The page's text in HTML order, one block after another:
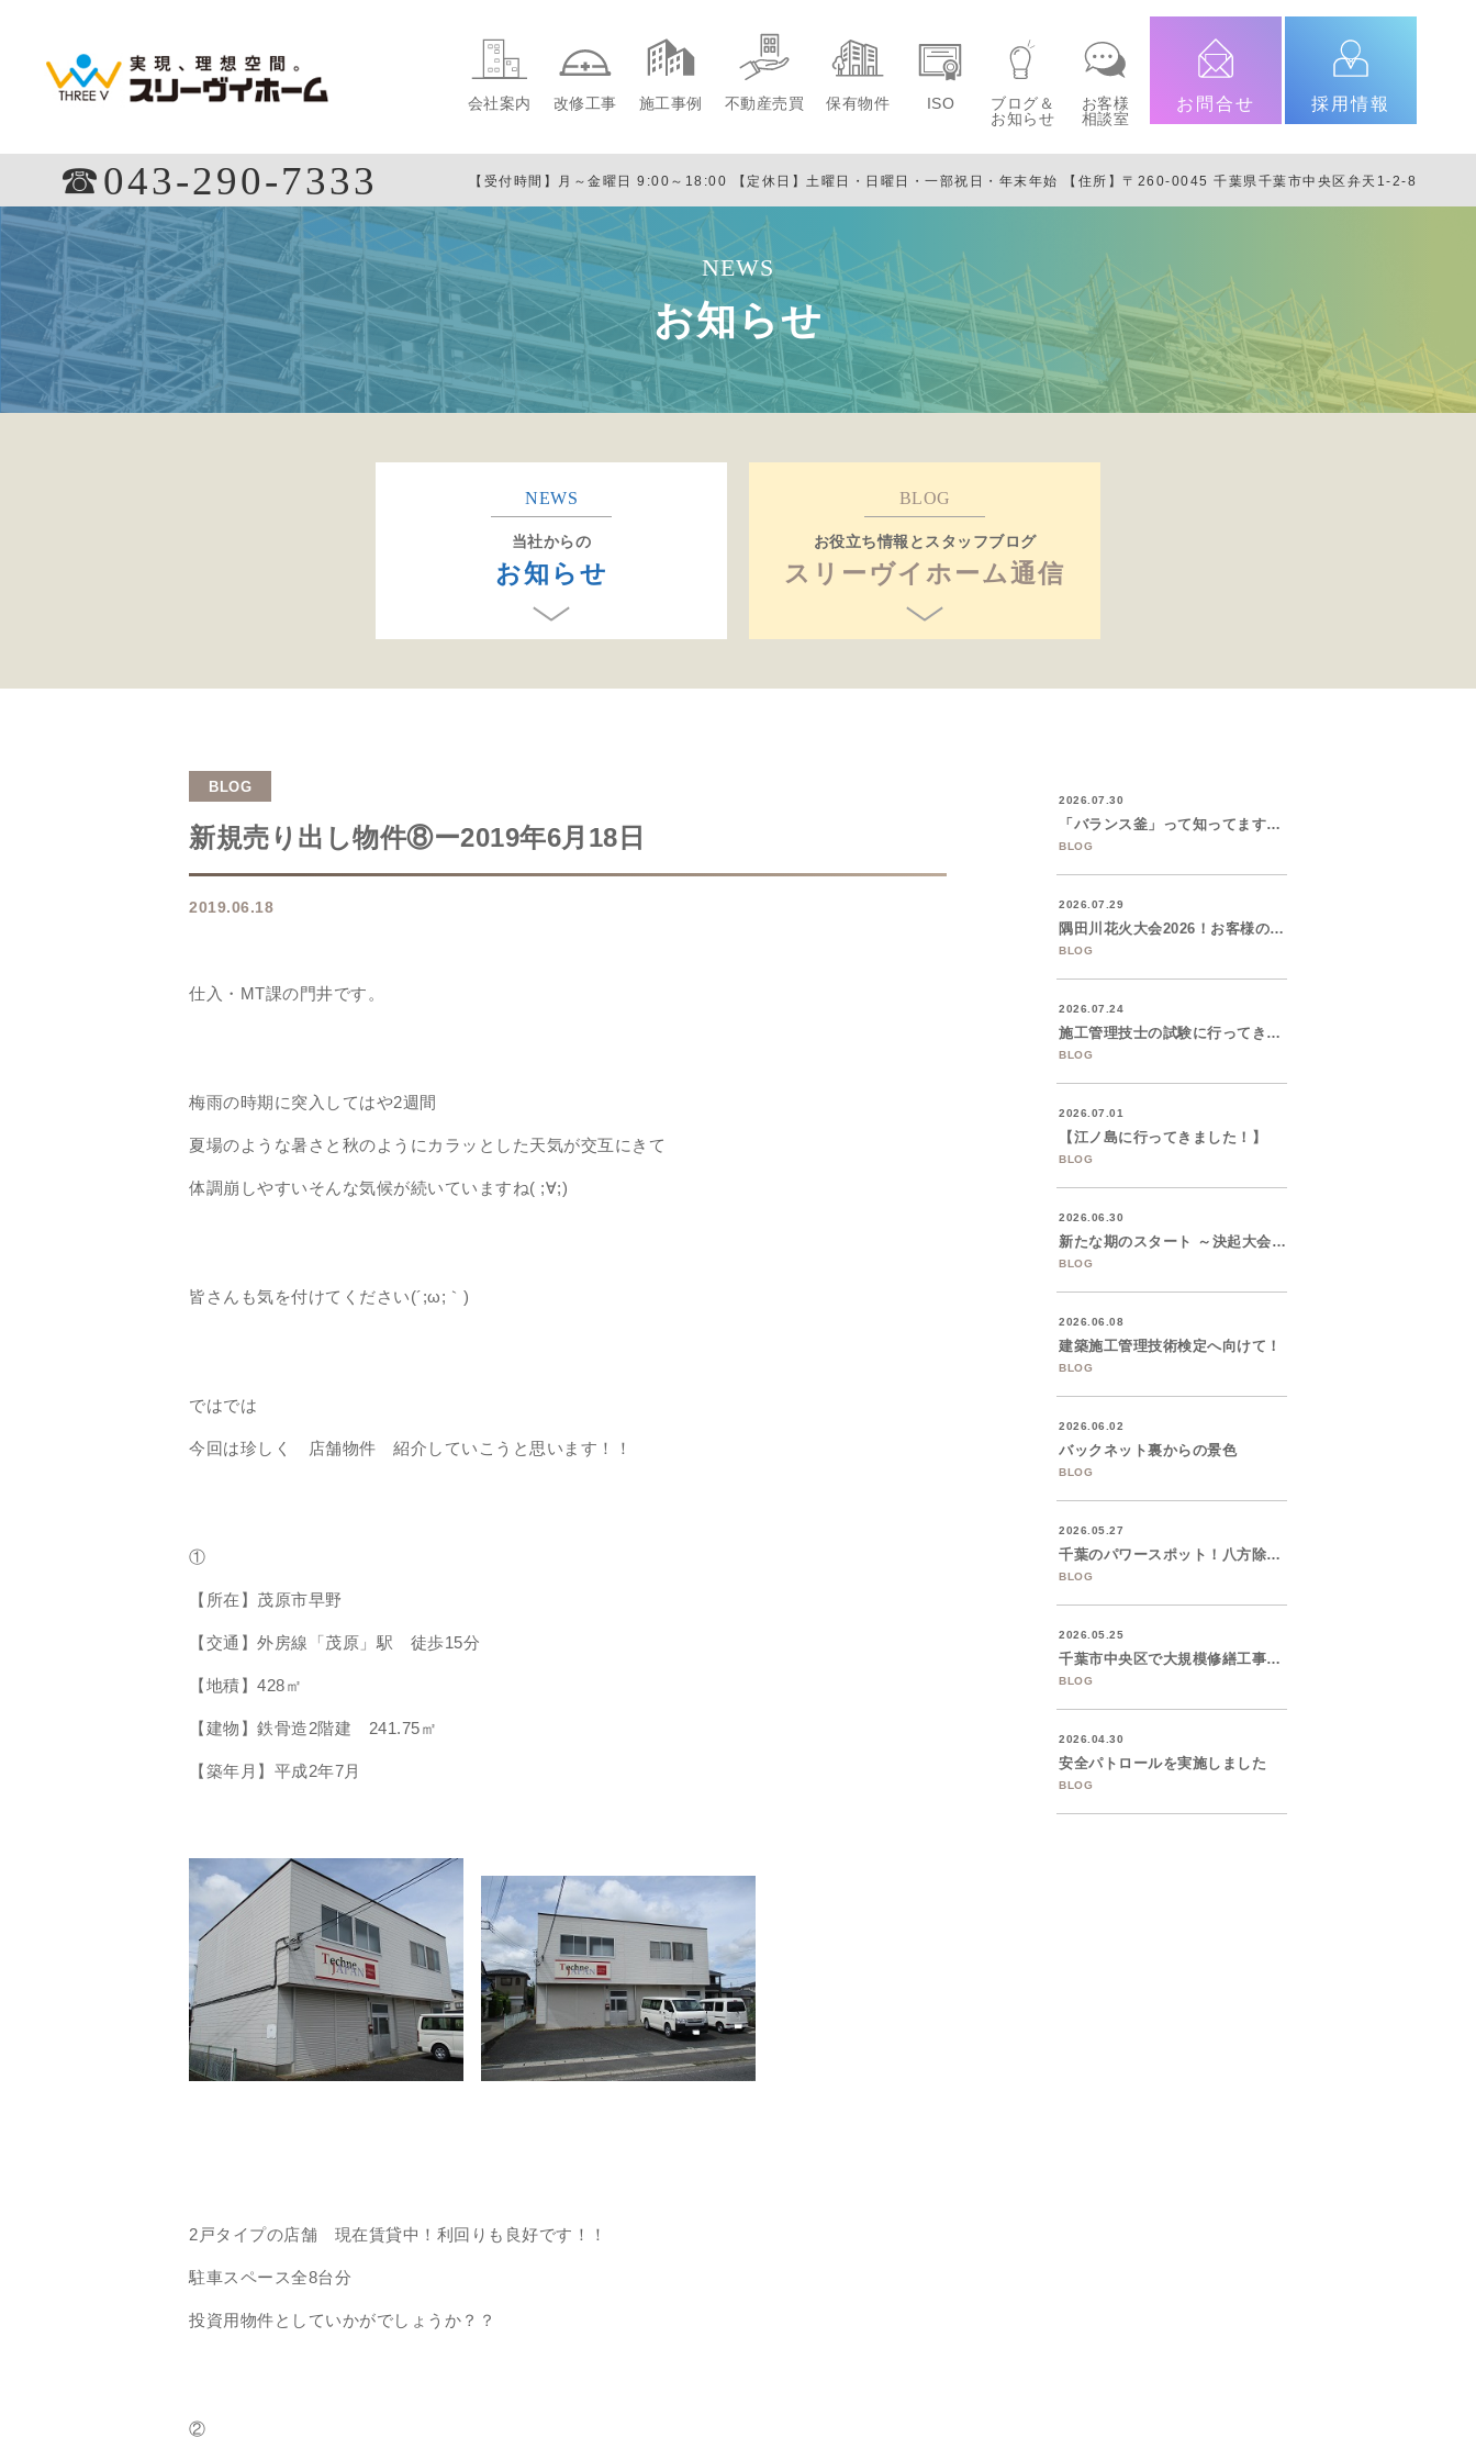
会社案内 改修工事 施工事例 不動産売買 保有物件 ISO
ブログ＆
お知らせ
お客様
相談室
お問合せ 採用情報
☎︎043-290-7333 【受付時間】月～金曜日 9:00～18:00 【定休日】土曜日・日曜日・一部祝日・年末年始 【住所】〒260-0045 千葉県千葉市中央区弁天1-2-8
NEWS
お知らせ
NEWS
当社からの
お知らせ
BLOG
お役立ち情報とスタッフブログ
スリーヴイホーム通信
BLOG
新規売り出し物件⑧ー2019年6月18日
2019.06.18
仕入・MT課の門井です。
梅雨の時期に突入してはや2週間
夏場のような暑さと秋のようにカラッとした天気が交互にきて
体調崩しやすいそんな気候が続いていますね( ;∀;)
皆さんも気を付けてください(´;ω;｀)
ではでは
今回は珍しく 店舗物件 紹介していこうと思います！！
①
【所在】茂原市早野
【交通】外房線「茂原」駅 徒歩15分
【地積】428㎡
【建物】鉄骨造2階建 241.75㎡
【築年月】平成2年7月
2戸タイプの店舗 現在賃貸中！利回りも良好です！！
駐車スペース全8台分
投資用物件としていかがでしょうか？？
②
2026.07.30
「バランス釜」って知ってますか？築50年...
BLOG
2026.07.29
隅田川花火大会2026！お客様のご招待で...
BLOG
2026.07.24
施工管理技士の試験に行ってきました。
BLOG
2026.07.01
【江ノ島に行ってきました！】
BLOG
2026.06.30
新たな期のスタート ～決起大会を開催しま...
BLOG
2026.06.08
建築施工管理技術検定へ向けて！
BLOG
2026.06.02
バックネット裏からの景色
BLOG
2026.05.27
千葉のパワースポット！八方除の神様 「検...
BLOG
2026.05.25
千葉市中央区で大規模修繕工事を着工いたし...
BLOG
2026.04.30
安全パトロールを実施しました
BLOG